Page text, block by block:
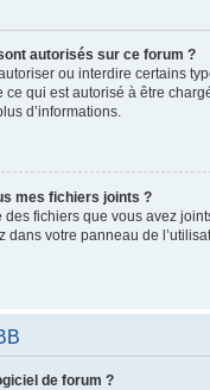
autorisés sur ce forum ?
ou interdire certains
ce qui est autorisé à être
d’informations.
mes fichiers joints ?
des fichiers que vous avez
dans votre panneau de
de forum ?